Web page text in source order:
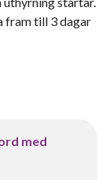
fram till 3 dagar
med